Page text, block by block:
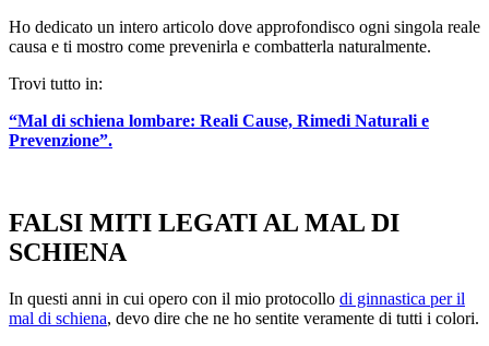
Ho dedicato un intero articolo dove approfondisco ogni singola reale
causa e ti mostro come prevenirla e combatterla naturalmente.
Trovi tutto in:
“Mal di schiena lombare: Reali Cause, Rimedi Naturali e
Prevenzione”.
FALSI MITI LEGATI AL MAL DI
SCHIENA
In questi anni in cui opero con il mio protocollo di ginnastica per il
mal di schiena, devo dire che ne ho sentite veramente di tutti i colori.